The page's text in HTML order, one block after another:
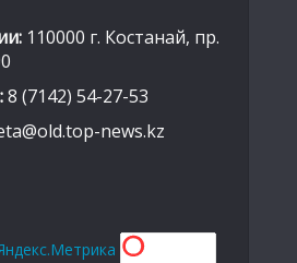
110000 г. Костанай, пр.
8 (7142) 54-27-53
news.kz